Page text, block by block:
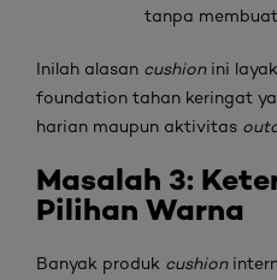
tanpa
Inilah alasan cushion ini
foundation tahan keringat
harian maupun aktivitas
Masalah 3:
Pilihan Warna
Banyak produk cushion